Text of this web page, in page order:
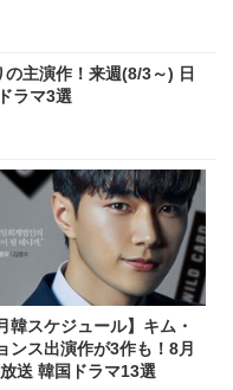
主演作！来週(8/3～) 日
ラマ3選
韓スケジュール】キム・
ンス出演作が3作も！8月
送 韓国ドラマ13選